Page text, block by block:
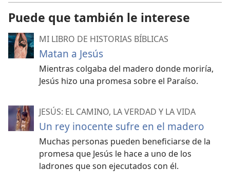
Puede que también le interese
MI LIBRO DE HISTORIAS BÍBLICAS
Matan a Jesús
Mientras colgaba del madero donde moriría,
Jesús hizo una promesa sobre el Paraíso.
JESÚS: EL CAMINO, LA VERDAD Y LA VIDA
Un rey inocente sufre en el madero
Muchas personas pueden beneficiarse de la
promesa que Jesús le hace a uno de los
ladrones que son ejecutados con él.